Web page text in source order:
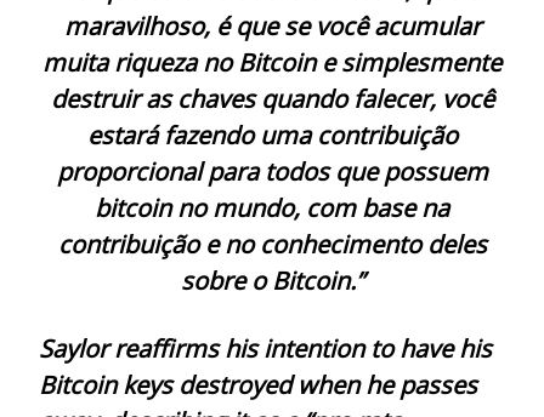
maravilhoso, é que se você acumular
muita riqueza no Bitcoin e simplesmente
destruir as chaves quando falecer, você
estará fazendo uma contribuição
proporcional para todos que possuem
bitcoin no mundo, com base na
contribuição e no conhecimento deles
sobre o Bitcoin.”
Saylor reaffirms his intention to have his
Bitcoin keys destroyed when he passes